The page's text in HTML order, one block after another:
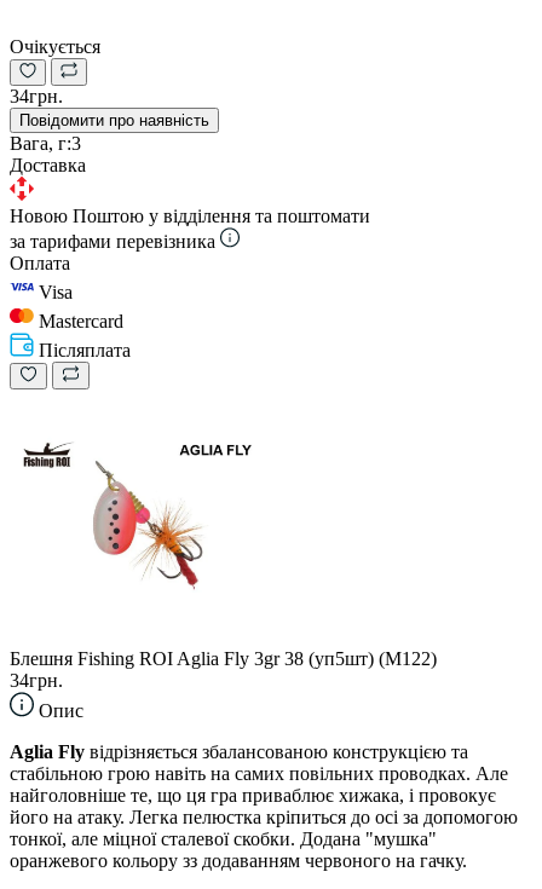
Очікується
34грн.
Повідомити про наявність
Вага, г:3
Доставка
Новою Поштою у відділення та поштомати
за тарифами перевізника
Оплата
Visa
Mastercard
Післяплата
Блешня Fishing ROI Aglia Fly 3gr 38 (уп5шт) (M122)
34грн.
Опис
Aglia Fly відрізняється збалансованою конструкцією та
стабільною грою навіть на самих повільних проводках. Але
найголовніше те, що ця гра приваблює хижака, і провокує
його на атаку. Легка пелюстка кріпиться до осі за допомогою
тонкої, але міцної сталевої скобки. Додана "мушка"
оранжевого кольору зз додаванням червоного на гачку.